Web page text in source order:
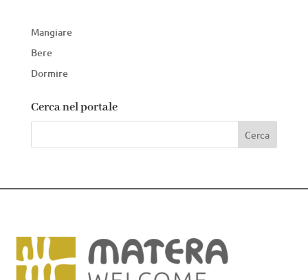
Mangiare
Bere
Dormire
Cerca nel portale